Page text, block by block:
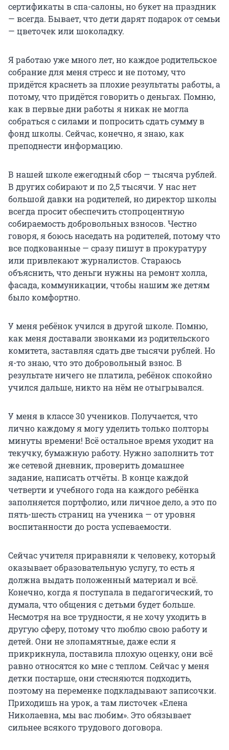
сертификаты в спа-салоны, но букет на праздник
— всегда. Бывает, что дети дарят подарок от семьи
— цветочек или шоколадку.
Я работаю уже много лет, но каждое родительское
собрание для меня стресс и не потому, что
придётся краснеть за плохие результаты работы, а
потому, что придётся говорить о деньгах. Помню,
как в первые дни работы я никак не могла
собраться с силами и попросить сдать сумму в
фонд школы. Сейчас, конечно, я знаю, как
преподнести информацию.
В нашей школе ежегодный сбор — тысяча рублей.
В других собирают и по 2,5 тысячи. У нас нет
большой давки на родителей, но директор школы
всегда просит обеспечить стопроцентную
собираемость добровольных взносов. Честно
говоря, я боюсь наседать на родителей, потому что
все подкованные — сразу пишут в прокуратуру
или привлекают журналистов. Стараюсь
объяснить, что деньги нужны на ремонт холла,
фасада, коммуникации, чтобы нашим же детям
было комфортно.
У меня ребёнок учился в другой школе. Помню,
как меня доставали звонками из родительского
комитета, заставляя сдать две тысячи рублей. Но
я-то знаю, что это добровольный взнос. В
результате ничего не платила, ребёнок спокойно
учился дальше, никто на нём не отыгрывался.
У меня в классе 30 учеников. Получается, что
лично каждому я могу уделить только полторы
минуты времени! Всё остальное время уходит на
текучку, бумажную работу. Нужно заполнить тот
же сетевой дневник, проверить домашнее
задание, написать отчёты. В конце каждой
четверти и учебного года на каждого ребёнка
заполняется портфолио, или личное дело, а это по
пять-шесть страниц на ученика — от уровня
воспитанности до роста успеваемости.
Сейчас учителя приравняли к человеку, который
оказывает образовательную услугу, то есть я
должна выдать положенный материал и всё.
Конечно, когда я поступала в педагогический, то
думала, что общения с детьми будет больше.
Несмотря на все трудности, я не хочу уходить в
другую сферу, потому что люблю свою работу и
детей. Они не злопамятные, даже если я
прикрикнула, поставила плохую оценку, они всё
равно относятся ко мне с теплом. Сейчас у меня
детки постарше, они стесняются подходить,
поэтому на переменке подкладывают записочки.
Приходишь на урок, а там листочек «Елена
Николаевна, мы вас любим». Это обязывает
сильнее всякого трудового договора.